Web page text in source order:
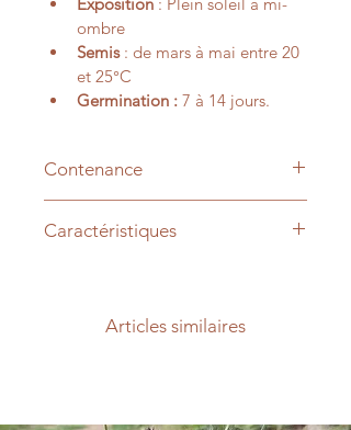
ombre
Semis : de mars à mai entre 20
et 25°C
Germination : 7 à 14 jours.
Contenance
Caractéristiques
Articles similaires